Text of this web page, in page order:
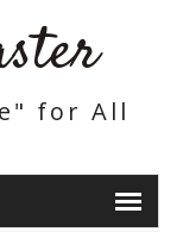
for All